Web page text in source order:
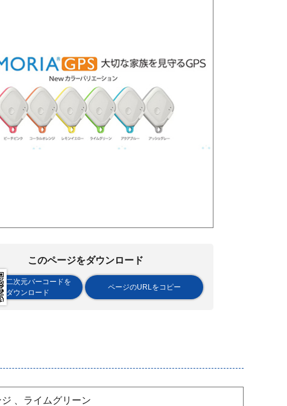
このページをダウンロード
二次元バーコードを
ダウンロード
ページのURLをコピー
、ライムグリーン